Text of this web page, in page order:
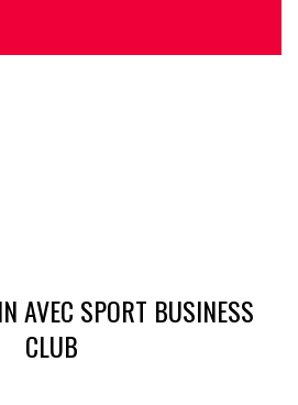
AVEC SPORT BUSINESS
CLUB